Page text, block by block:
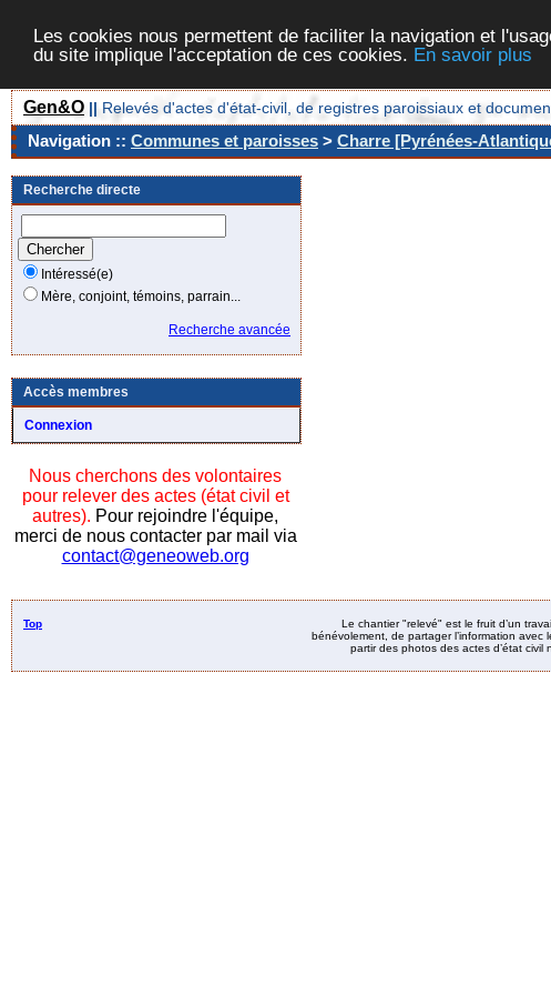
Les cookies nous permettent de faciliter la navigation et
du site implique l'acceptation de ces cookies. En savoir plus
Gen&O || Relevés d'actes d'état-civil, de registres paroissiaux et
Navigation :: Communes et paroisses > Charre [Pyrénées-
Recherche directe
Intéressé(e)
Mère, conjoint, témoins, parrain...
Recherche avancée
Accès membres
Connexion
Nous cherchons des volontaires
pour relever des actes (état civil et
autres). Pour rejoindre l'équipe,
merci de nous contacter par mail via
contact@geneoweb.org
Top
Le chantier "relevé" est le fruit d’un
bénévolement, de partager l’information
partir des photos des actes d’état civil